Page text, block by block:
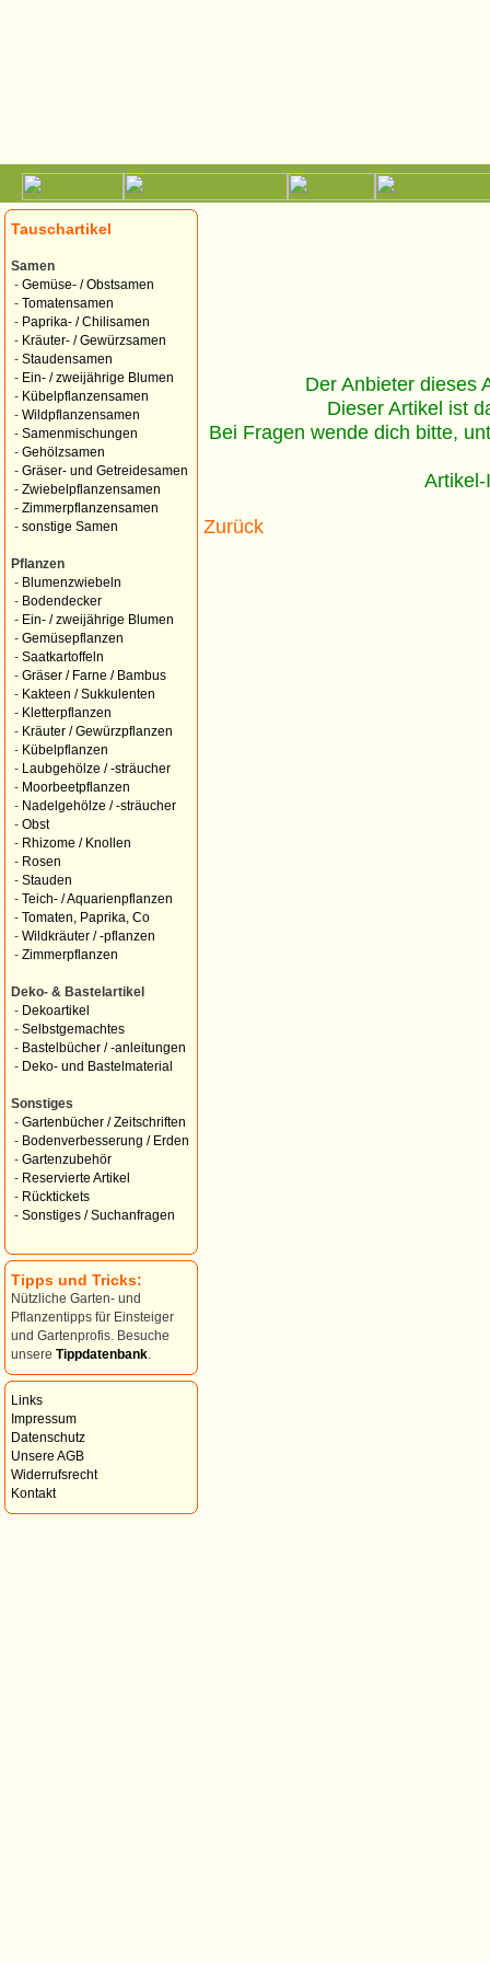
Tauschartikel
Samen
- Gemüse- / Obstsamen
- Tomatensamen
- Paprika- / Chilisamen
- Kräuter- / Gewürzsamen
- Staudensamen
- Ein- / zweijährige Blumen
- Kübelpflanzensamen
- Wildpflanzensamen
- Samenmischungen
- Gehölzsamen
- Gräser- und Getreidesamen
- Zwiebelpflanzensamen
- Zimmerpflanzensamen
- sonstige Samen
Pflanzen
- Blumenzwiebeln
- Bodendecker
- Ein- / zweijährige Blumen
- Gemüsepflanzen
- Saatkartoffeln
- Gräser / Farne / Bambus
- Kakteen / Sukkulenten
- Kletterpflanzen
- Kräuter / Gewürzpflanzen
- Kübelpflanzen
-
Laubgehölze / -sträucher
- Moorbeetpflanzen
- Nadelgehölze / -sträucher
- Obst
- Rhizome / Knollen
- Rosen
- Stauden
- Teich- / Aquarienpflanzen
- Tomaten, Paprika, Co
- Wildkräuter / -pflanzen
- Zimmerpflanzen
Deko- & Bastelartikel
- Dekoartikel
- Selbstgemachtes
- Bastelbücher / -anleitungen
- Deko- und Bastelmaterial
Sonstiges
- Gartenbücher / Zeitschriften
- Bodenverbesserung / Erden
- Gartenzubehör
- Reservierte Artikel
- Rücktickets
- Sonstiges / Suchanfragen
Tipps und Tricks:
Nützliche Garten- und
Pflanzentipps für Einsteiger
und Gartenprofis. Besuche
unsere Tippdatenbank
Links
Impressum
Datenschutz
Unsere AGB
Widerrufsrecht
Kontakt
Der Anbieter dieses
Dieser Artikel ist
Bei Fragen wende dich bitte,
Zurück